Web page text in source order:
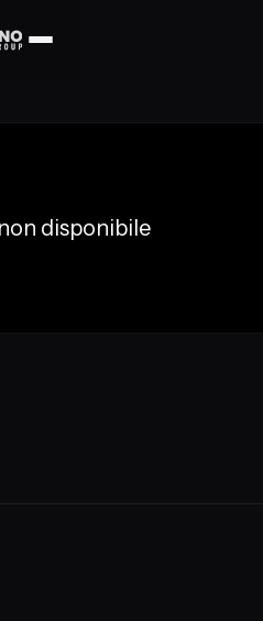
disponibile